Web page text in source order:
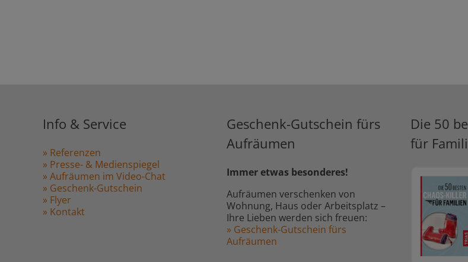
Info & Service
» Referenzen
» Presse- & Medienspiegel
» Aufräumen im Video-Chat
» Geschenk-Gutschein
» Flyer
» Kontakt
Geschenk-Gutschein fürs
Aufräumen
Immer etwas besonderes!
Aufräumen verschenken von
Wohnung, Haus oder Arbeitsplatz –
Ihre Lieben werden sich freuen:
» Geschenk-Gutschein fürs
Aufräumen
Die 50
für